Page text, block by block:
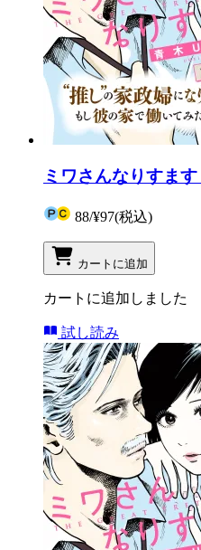
ミワさんなりすま
88/¥97(税込)
カートに追加
カートに追加しました
試し読み